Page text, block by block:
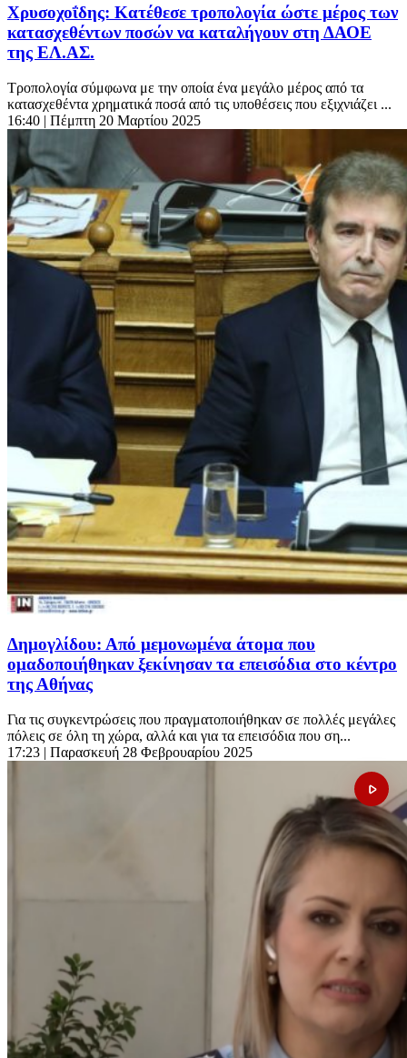
Χρυσοχοΐδης: Κατέθεσε τροπολογία ώστε μέρος των
κατασχεθέντων ποσών να καταλήγουν στη ΔΑΟΕ
της ΕΛ.ΑΣ.
Τροπολογία σύμφωνα με την οποία ένα μεγάλο μέρος από τα
κατασχεθέντα χρηματικά ποσά από τις υποθέσεις που εξιχνιάζει ...
16:40 | Πέμπτη 20 Μαρτίου 2025
Δημογλίδου: Από μεμονωμένα άτομα που
ομαδοποιήθηκαν ξεκίνησαν τα επεισόδια στο κέντρο
της Αθήνας
Για τις συγκεντρώσεις που πραγματοποιήθηκαν σε πολλές μεγάλες
πόλεις σε όλη τη χώρα, αλλά και για τα επεισόδια που ση...
17:23 | Παρασκευή 28 Φεβρουαρίου 2025